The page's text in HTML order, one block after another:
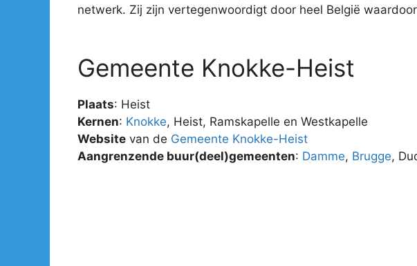
netwerk. Zij zijn vertegenwoordigt door heel België
Gemeente Knokke-Heist
Plaats: Heist
Kernen: Knokke, Heist, Ramskapelle en Westkapelle
Website van de Gemeente Knokke-Heist
Aangrenzende buur(deel)gemeenten: Damme, Brugge,